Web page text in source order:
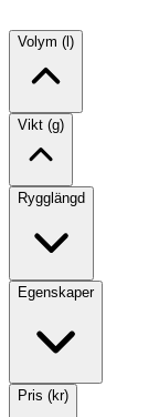
Volym (l)
Vikt (g)
Rygglängd
Egenskaper
Pris (kr)